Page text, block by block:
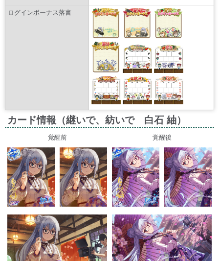
ログインボーナス落書
カード情報（継いで、紡いで 白石 紬）
覚醒前 覚醒後